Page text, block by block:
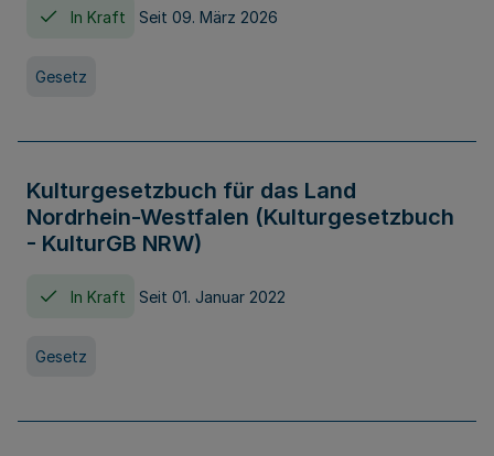
In Kraft Seit 09. März 2026
Gesetz
Kulturgesetzbuch für das Land
Nordrhein-Westfalen (Kulturgesetzbuch
- KulturGB NRW)
In Kraft Seit 01. Januar 2022
Gesetz